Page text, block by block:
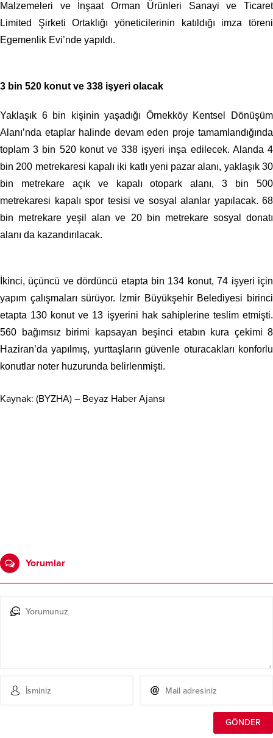
Malzemeleri ve İnşaat Orman Ürünleri Sanayi ve Ticaret
Limited Şirketi Ortaklığı yöneticilerinin katıldığı imza töreni
Egemenlik Evi’nde yapıldı.
3 bin 520 konut ve 338 işyeri olacak
Yaklaşık 6 bin kişinin yaşadığı Örnekköy Kentsel Dönüşüm
Alanı’nda etaplar halinde devam eden proje tamamlandığında
toplam 3 bin 520 konut ve 338 işyeri inşa edilecek. Alanda 4
bin 200 metrekaresi kapalı iki katlı yeni pazar alanı, yaklaşık 30
bin metrekare açık ve kapalı otopark alanı, 3 bin 500
metrekaresi kapalı spor tesisi ve sosyal alanlar yapılacak. 68
bin metrekare yeşil alan ve 20 bin metrekare sosyal donatı
alanı da kazandırılacak.
İkinci, üçüncü ve dördüncü etapta bin 134 konut, 74 işyeri için
yapım çalışmaları sürüyor. İzmir Büyükşehir Belediyesi birinci
etapta 130 konut ve 13 işyerini hak sahiplerine teslim etmişti.
560 bağımsız birimi kapsayan beşinci etabın kura çekimi 8
Haziran’da yapılmış, yurttaşların güvenle oturacakları konforlu
konutlar noter huzurunda belirlenmişti.
Kaynak: (BYZHA) – Beyaz Haber Ajansı
Yorumlar